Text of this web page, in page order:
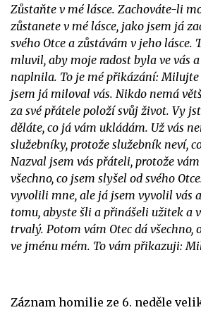
Zůstaňte v mé lásce. Zachováte-li
zůstanete v mé lásce, jako jsem já
svého Otce a zůstávám v jeho lásce.
mluvil, aby moje radost byla ve vás
naplnila. To je mé přikázání: Milujte
jsem já miloval vás. Nikdo nemá
za své přátele položí svůj život. Vy
děláte, co já vám ukládám. Už vás
služebníky, protože služebník neví,
Nazval jsem vás přáteli, protože
všechno, co jsem slyšel od svého
vyvolili mne, ale já jsem vyvolil vás
tomu, abyste šli a přinášeli užitek a
trvalý. Potom vám Otec dá všechno,
ve jménu mém. To vám přikazuji:
Záznam homilie ze 6. neděle